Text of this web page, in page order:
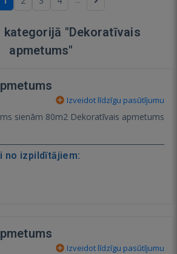
kategorijā "Dekoratīvais
apmetums"
Izveidot līdzīgu pasūtījumu
Dekoratīvais apmetums
no izpildītājiem:
Izveidot līdzīgu pasūtījumu